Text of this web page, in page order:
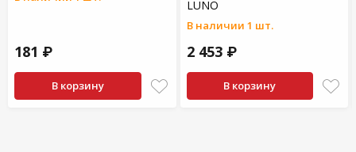
181 ₽
В корзину
LUNO
В наличии 1 шт.
2 453 ₽
В корзину